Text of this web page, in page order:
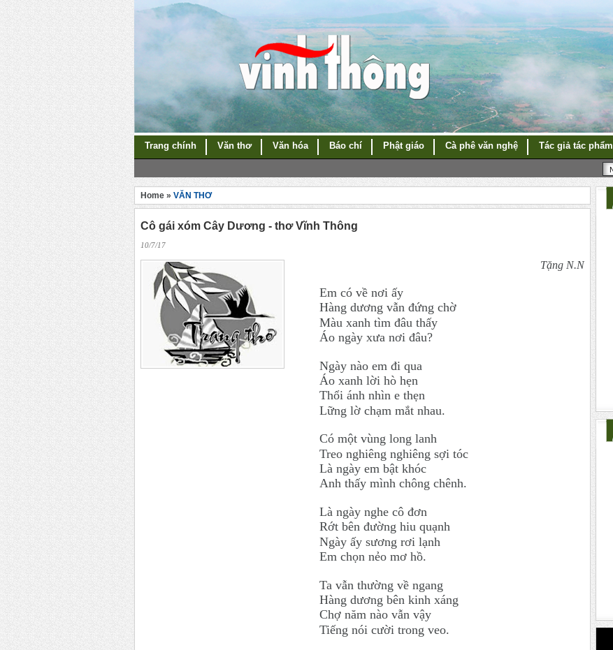
Trang chính Văn thơ Văn hóa Báo chí Phật giáo Cà phê văn nghệ Tác giả tác phẩm
Home » VĂN THƠ
Cô gái xóm Cây Dương - thơ Vĩnh Thông
10/7/17
Tặng N.N
Em có về nơi ấy
Hàng dương vẫn đứng chờ
Màu xanh tìm đâu thấy
Áo ngày xưa nơi đâu?
Ngày nào em đi qua
Áo xanh lời hò hẹn
Thổi ánh nhìn e thẹn
Lững lờ chạm mắt nhau.
Có một vùng long lanh
Treo nghiêng nghiêng sợi tóc
Là ngày em bật khóc
Anh thấy mình chông chênh.
Là ngày nghe cô đơn
Rớt bên đường hiu quạnh
Ngày ấy sương rơi lạnh
Em chọn nẻo mơ hồ.
Ta vẫn thường về ngang
Hàng dương bên kinh xáng
Chợ năm nào vẫn vậy
Tiếng nói cười trong veo.